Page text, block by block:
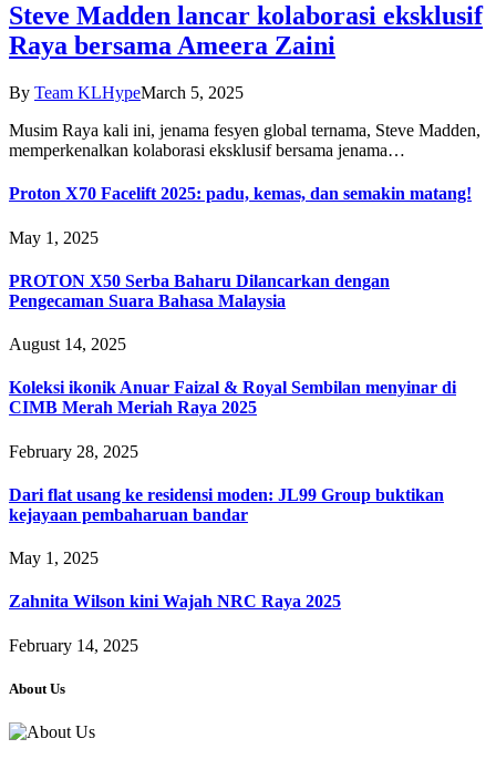
Steve Madden lancar kolaborasi eksklusif
Raya bersama Ameera Zaini
By Team KLHypeMarch 5, 2025
Musim Raya kali ini, jenama fesyen global ternama, Steve Madden,
memperkenalkan kolaborasi eksklusif bersama jenama…
Proton X70 Facelift 2025: padu, kemas, dan semakin matang!
May 1, 2025
PROTON X50 Serba Baharu Dilancarkan dengan
Pengecaman Suara Bahasa Malaysia
August 14, 2025
Koleksi ikonik Anuar Faizal & Royal Sembilan menyinar di
CIMB Merah Meriah Raya 2025
February 28, 2025
Dari flat usang ke residensi moden: JL99 Group buktikan
kejayaan pembaharuan bandar
May 1, 2025
Zahnita Wilson kini Wajah NRC Raya 2025
February 14, 2025
About Us